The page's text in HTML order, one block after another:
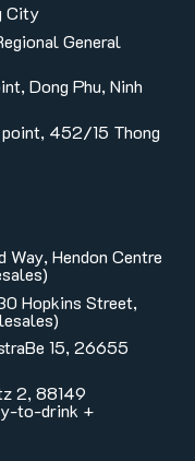
City
General
Dong Phu, Ninh
452/15 Thong
Way, Hendon Centre
Hopkins Street,
15, 26655
2, 88149
to-drink +